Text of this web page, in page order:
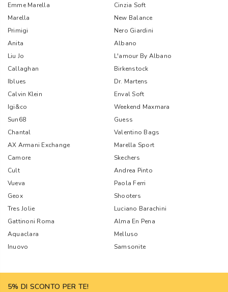
Emme Marella
Cinzia Soft
Marella
New Balance
Primigi
Nero Giardini
Anita
Albano
Liu Jo
L'amour By Albano
Callaghan
Birkenstock
Iblues
Dr. Martens
Calvin Klein
Enval Soft
Igi&co
Weekend Maxmara
Sun68
Guess
Chantal
Valentino Bags
AX Armani Exchange
Marella Sport
Camore
Skechers
Cult
Andrea Pinto
Vueva
Paola Ferri
Geox
Shooters
Tres Jolie
Luciano Barachini
Gattinoni Roma
Alma En Pena
Aquaclara
Melluso
Inuovo
Samsonite
5% DI SCONTO PER TE!